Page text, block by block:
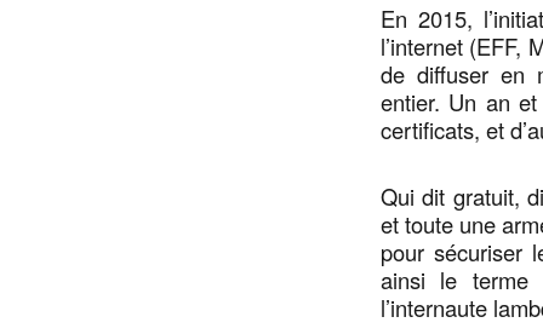
En 2015,
l’internet (EFF,
de diffuser en
entier. Un an
certificats, et
Qui dit gratuit,
et toute une
pour sécuriser
ainsi le terme
l’internaute